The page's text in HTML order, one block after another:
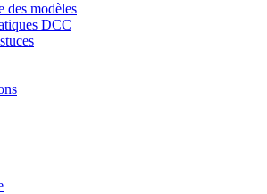
des modèles
DCC